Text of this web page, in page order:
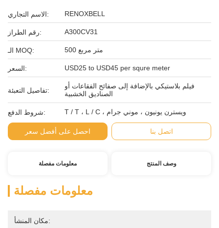
الاسم التجاري: RENOXBELL
رقم الطراز: A300CV31
الـ MOQ: 500 متر مربع
السعر: USD25 to USD45 per squre meter
تفاصيل التعبئة:
فيلم بلاستيكي بالإضافة إلى صفائح الفقاعات أو
الصناديق الخشبية
شروط الدفع: T / T ، L / C ، ويسترن يونيون ، موني جرام
احصل على أفضل سعر اتصل بنا
معلومات مفصلة وصف المنتج
معلومات مفصلة
مكان المنشأ: